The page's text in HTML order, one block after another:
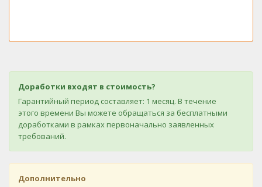
Доработки входят в стоимость?
Гарантийный период составляет: 1 месяц. В течение
этого времени Вы можете обращаться за бесплатными
доработками в рамках первоначально заявленных
требований.
Дополнительно